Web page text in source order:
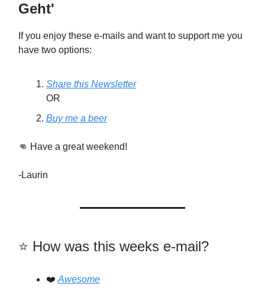
Geht'
If you enjoy these e-mails and want to support me you
have two options:
Share this Newsletter
OR
Buy me a beer
👊 Have a great weekend!
-Laurin
⭐️️ How was this weeks e-mail?
❤️ Awesome